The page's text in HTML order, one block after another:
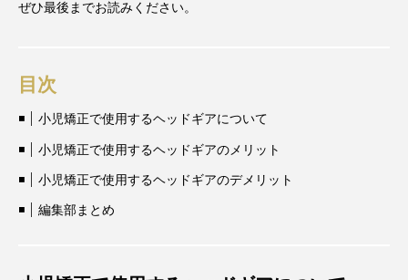
ぜひ最後までお読みください。
目次
小児矯正で使用するヘッドギアについて
小児矯正で使用するヘッドギアのメリット
小児矯正で使用するヘッドギアのデメリット
編集部まとめ